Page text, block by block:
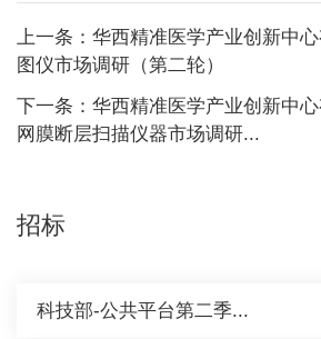
上一条：华西精准医学产业创新中
图仪市场调研（第二轮）
下一条：华西精准医学产业创新中
网膜断层扫描仪器市场调研...
招标
科技部-公共平台第二季...